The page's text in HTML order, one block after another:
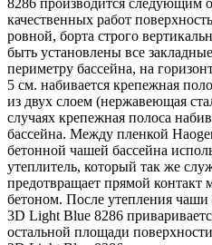
8286 производится следующим
качественных работ
ровной, борта строго
быть установлены все
периметру бассейна, на
5 см. набивается крепежная
из двух слоем (нержавеющая
случаях крепежная полоса
бассейна. Между пленкой
бетонной чашей бассейна
утеплитель, который так же
предотвращает прямой
бетоном. После утепления чаши
3D Light Blue 8286
остальной площади